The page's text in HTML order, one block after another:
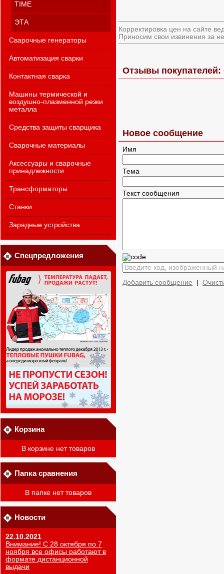
TIME
ЭТА
Сварочные генераторы
Автоматизация сварки
Контактная сварка
Машины термической и
воздушно-плазменной резки
металла
Средства защиты сварщика
Сварочные материалы
Аксессуары и сварочные
принадлежности
Трансформаторы
Станки
Зарядные устройства
Спецпредложения
Корзина
В корзине нет товаров
Папка сравнения
В папке нет товаров
Новости
22.10.2021
Внимание! С 28 октября по 7
ноября все офисы работают в
формате дистанционной
выдачи
Корректировка цен на сайте
Приносим свои извинения за
Отзывы покупателей:
Новое сообщение
Имя
Тема
Текст сообщения
Добавить сообщение